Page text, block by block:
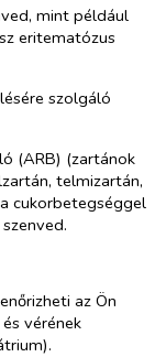
mint például
eritematózus
szolgáló
(ARB) (zartánok
telmizartán,
cukorbetegséggel
az Ön
vérének